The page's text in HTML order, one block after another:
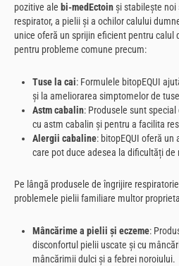
pozitive ale bi-medEctoinși stabilește
respirator, a pielii și a ochilor calului
unice oferă un sprijin eficient pentru calul
pentru probleme comune precum:
Tuse la cai: Formulele bitopEQUI
și la ameliorarea simptomelor de
Astm cabalin: Produsele sunt
cu astm cabalin și pentru a facilita
Alergii cabaline: bitopEQUI oferă un
care pot duce adesea la dificultăți
Pe lângă produsele de îngrijire
problemele pielii familiare multor
Mâncărime a pielii și eczeme:
disconfortul pielii uscate și cu
mâncărimii dulci și a febrei noroiului.